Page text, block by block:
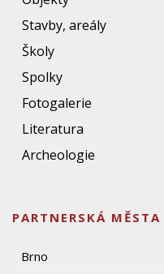
Stavby, areály
Školy
Spolky
Fotogalerie
Literatura
Archeologie
PARTNERSKÁ MĚSTA
Brno